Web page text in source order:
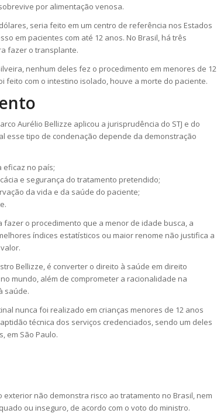
por alimentação venosa.
seria feito em um centro de referência nos Estados
em pacientes com até 12 anos. No Brasil, há três
fazer o transplante.
nenhum deles fez o procedimento em menores de 12
feito com o intestino isolado, houve a morte do paciente.
Aurélio Bellizze aplicou a jurisprudência do STJ e do
esse tipo de condenação depende da demonstração
no país;
e segurança do tratamento pretendido;
da vida e da saúde do paciente;
o procedimento que a menor de idade busca, a
índices estatísticos ou maior renome não justifica a
Bellizze, é converter o direito à saúde em direito
mundo, além de comprometer a racionalidade na
saúde.
nunca foi realizado em crianças menores de 12 anos
técnica dos serviços credenciados, sendo um deles
em São Paulo.
exterior não demonstra risco ao tratamento no Brasil, nem
ou inseguro, de acordo com o voto do ministro.